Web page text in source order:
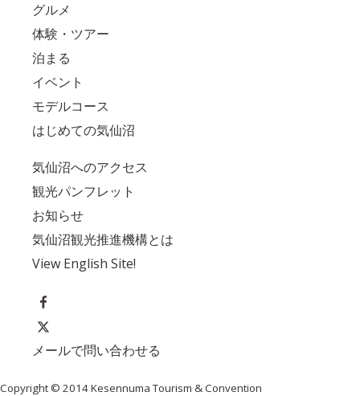
グルメ
体験・ツアー
泊まる
イベント
モデルコース
はじめての気仙沼
気仙沼へのアクセス
観光パンフレット
お知らせ
気仙沼観光推進機構とは
View English Site!
メールで問い合わせる
Copyright © 2014 Kesennuma Tourism & Convention